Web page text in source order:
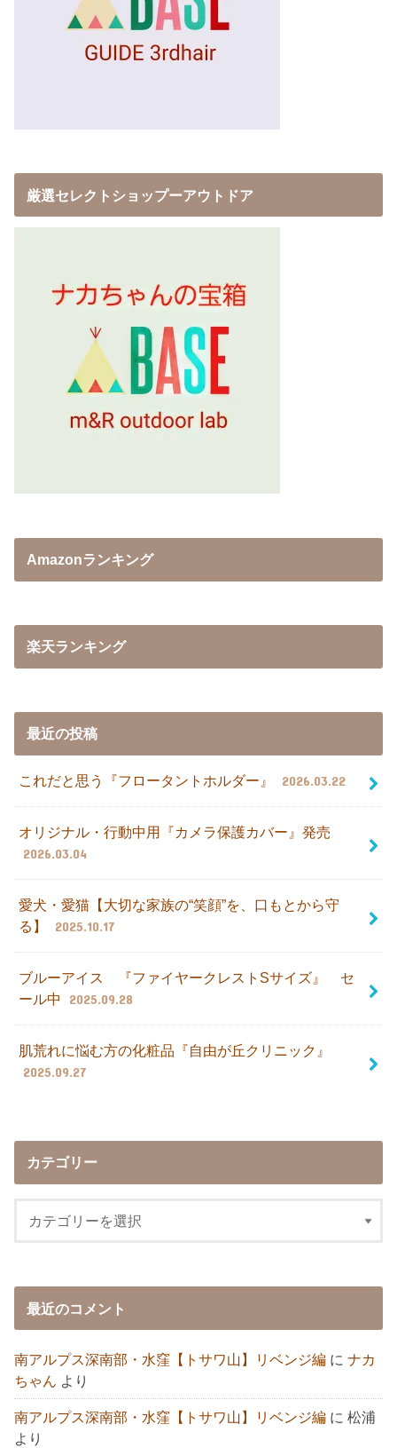
厳選セレクトショップーアウトドア
Amazonランキング
楽天ランキング
最近の投稿
これだと思う『フロータントホルダー』 2026.03.22
オリジナル・行動中用『カメラ保護カバー』発売
2026.03.04
愛犬・愛猫【大切な家族の“笑顔”を、口もとから守
る】
2025.10.17
ブルーアイス 『ファイヤークレストSサイズ』 セ
ール中
2025.09.28
肌荒れに悩む方の化粧品『自由が丘クリニック』
2025.09.27
カテゴリー
最近のコメント
南アルプス深南部・水窪【トサワ山】リベンジ編 にナカ
ちゃん より
南アルプス深南部・水窪【トサワ山】リベンジ編 に松浦
より